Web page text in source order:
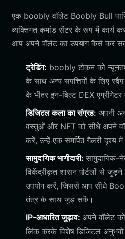
एक boobly वॉलेट Boobly Bull
व्यक्तिगत कमांड सेंटर के रूप में कार्य
आप अपने वॉलेट का उपयोग कैसे कर
ट्रेडिंग: boobly टोकन को
के साथ अन्य संपत्तियों के लिए
के भीतर इन-बिल्ट DEX
डिजिटल कला का संग्रह: अपनी
वस्तुओं और NFT को सीधे अपने
करें, उन्हें एक समर्पित गैलरी दृश्य
सामुदायिक भागीदारी: सामुदायिक-
विकेंद्रीकृत शासन पोर्टलों से
उपयोग करें, जिससे आप सीधे
तंत्र के साथ जुड़ सकें।
IP-आधारित जुड़ाव: अपने वॉलेट को
लिंक करके विशेष डिजिटल अनुभवों